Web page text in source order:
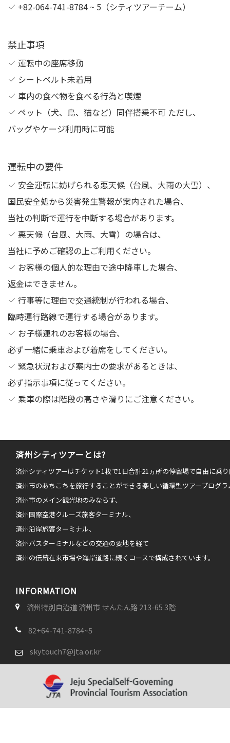
+82-064-741-8784 ~ 5（シティツアーチーム）
禁止事項
運転中の座席移動
シートベルト未着用
車内の食べ物を食べる行為と喫煙
ペット（犬、鳥、猫など）同伴搭乗不可 ただし、
バッグやケージ利用時に可能
運転中の要件
安全運転に妨げられる悪天候（台風、大雨の大雪）、
国民安全処から災害発生警報が案内された場合、
当社の判断で運行を中断する場合があります。
悪天候（台風、大雨、大雪）の場合は、
当社に予めご確認の上ご利用ください。
お客様の個人的な理由で途中降車した場合、
返金はできません。
行事等に理由で交通統制が行われる場合、
臨時運行路線で運行する場合があります。
お子様連れのお客様の場合、
必ず一緒に乗車および着席をしてください。
緊急状況および案内士の要求があるときは、
必ず指示事項に従ってください。
乗車の際は階段の高さや滑りにご注意ください。
済州シティツアーとは?
済州シティツアーはチケット1枚で1日合計21ヵ所の停留場で自由に乗
済州市のあちこちを旅行することができる楽しい循環型ツアープログラ
済州市のメイン観光地のみならず、
済州国際空港クルーズ旅客ターミナル、
済州沿岸旅客ターミナル、
済州バスターミナルなどの交通の要地を経て
済州の伝統在来市場や海岸道路に続くコースで構成されています。
INFORMATION
済州特別自治道 済州市 せんたん路 213-65 3階
82+64-741-8784~5
skytouch7@jta.or.kr